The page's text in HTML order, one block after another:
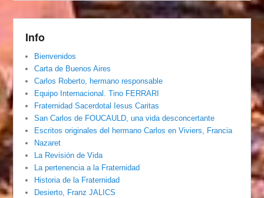
Info
Bienvenidos
Carta de Buenos Aires
Carlos Roberto, hermano responsable
Equipo Internacional. Tino FERRARI
Fraternidad Sacerdotal Iesus Caritas
San Carlos de FOUCAULD, una vida desconcertante
Escritos originales del hermano Carlos en Viviers, Francia
Nazaret
La Revisión de Vida
La pertenencia a la Fraternidad
Historia de la Fraternidad
Desierto, Franz JALICS